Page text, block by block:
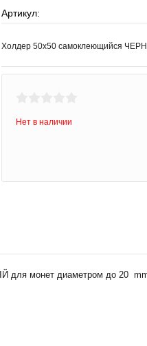
Артикул:
Холдер 50х50 самоклеющийся
Нет в наличии
для монет диаметром до 20